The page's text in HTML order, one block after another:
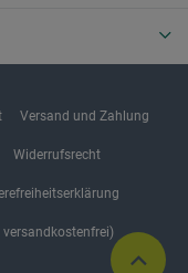
Versand und Zahlung
Widerrufsrecht